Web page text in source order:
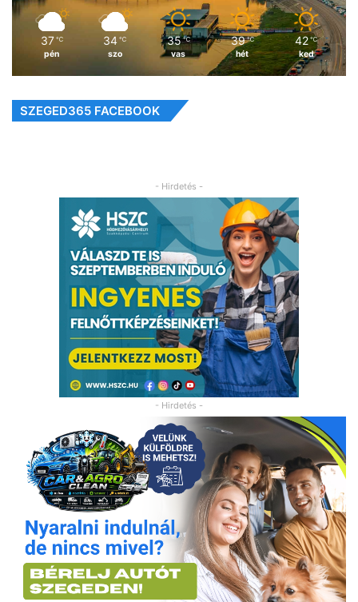
37 ℃
pén
34 ℃
szo
35 ℃
vas
39 ℃
hét
42 ℃
ked
SZEGED365 FACEBOOK
- Hirdetés -
- Hirdetés -